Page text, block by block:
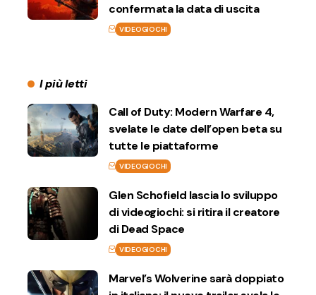
confermata la data di uscita
VIDEOGIOCHI
I più letti
Call of Duty: Modern Warfare 4,
svelate le date dell’open beta su
tutte le piattaforme
VIDEOGIOCHI
Glen Schofield lascia lo sviluppo
di videogiochi: si ritira il creatore
di Dead Space
VIDEOGIOCHI
Marvel’s Wolverine sarà doppiato